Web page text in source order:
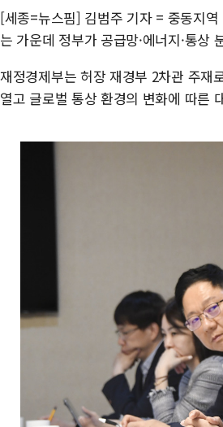
[세종=뉴스핌] 김범주 기자 = 중동지
는 가운데 정부가 공급망·에너지·통상
재정경제부는 허장 재경부 2차관 주재
열고 글로벌 통상 환경의 변화에 따른